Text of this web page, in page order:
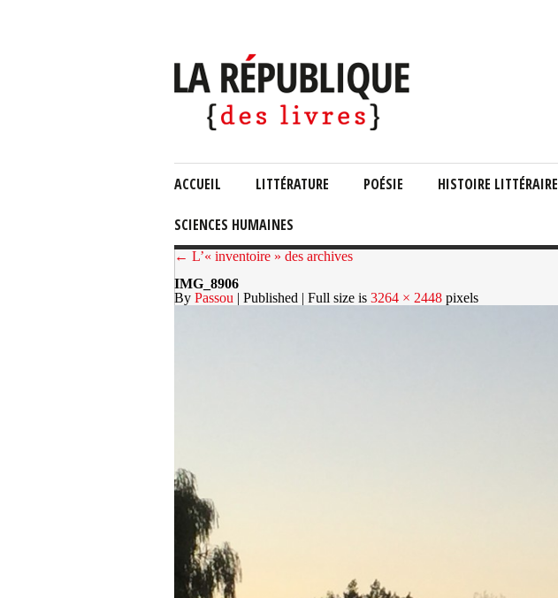
ACCUEIL LITTÉRATURE POÉSIE HISTOIRE LITTÉRAIRE
SCIENCES HUMAINES
← L’« inventoire » des archives
IMG_8906
By Passou | Published | Full size is 3264 × 2448 pixels